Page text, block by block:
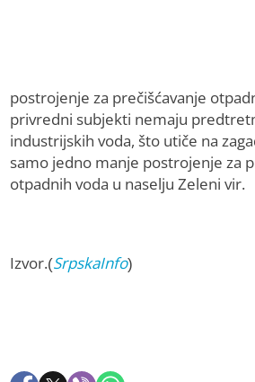
postrojenje za prečišćavanje
privredni subjekti nemaju
industrijskih voda, što utiče na
samo jedno manje postrojenje za
otpadnih voda u naselju Zeleni vir.
Izvor.(SrpskaInfo)